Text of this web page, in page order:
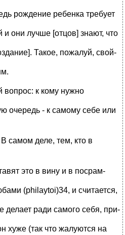
рождение ребенка требует
и они лучше [отцов] знают, что
Такое, пожалуй, свой-
вопрос: к кому нужно
очередь - к самому себе или
самом деле, тем, кто в
это в вину и в посрам-
(philaytoi)34, и считается,
делает ради самого себя, при-
хуже (так что жалуются на